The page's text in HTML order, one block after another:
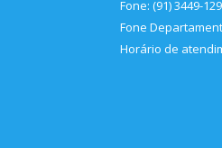
Fone: (91) 3449-
Fone
Horário de